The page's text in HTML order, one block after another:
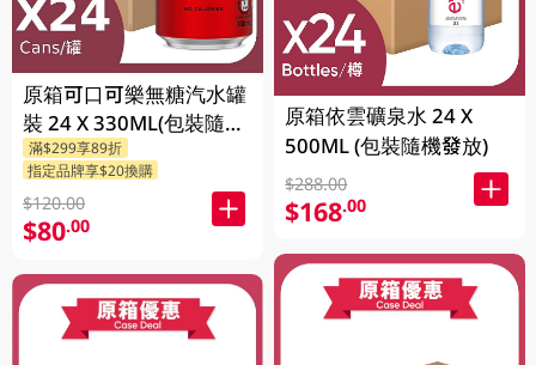
原箱可口可樂無糖汽水罐
裝 24 X 330ML(包裝隨機
發送)
滿$299享89折
指定品牌享$20換購
$120.00
$80.00
原箱依雲礦泉水 24 X
500ML (包裝隨機發放)
$288.00
$168.00